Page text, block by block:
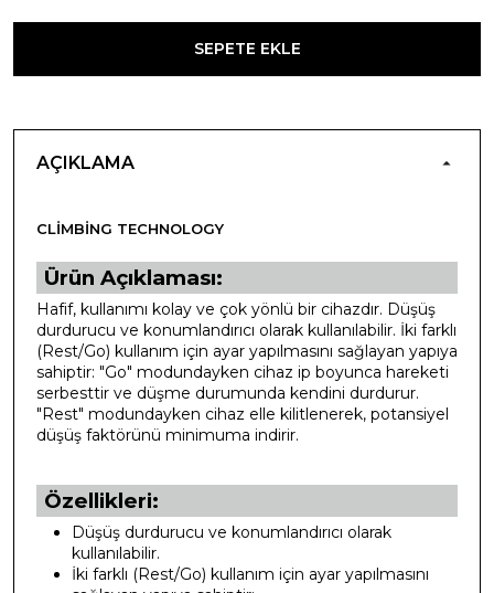
SEPETE EKLE
AÇIKLAMA
CLIMBING TECHNOLOGY
Ürün Açıklaması:
Hafif, kullanımı kolay ve çok yönlü bir cihazdır. Düşüş
durdurucu ve konumlandırıcı olarak kullanılabilir. İki farklı
(Rest/Go) kullanım için ayar yapılmasını sağlayan yapıya
sahiptir: "Go" modundayken cihaz ip boyunca hareketi
serbesttir ve düşme durumunda kendini durdurur.
"Rest" modundayken cihaz elle kilitlenerek, potansiyel
düşüş faktörünü minimuma indirir.
Özellikleri:
Düşüş durdurucu ve konumlandırıcı olarak
kullanılabilir.
İki farklı (Rest/Go) kullanım için ayar yapılmasını